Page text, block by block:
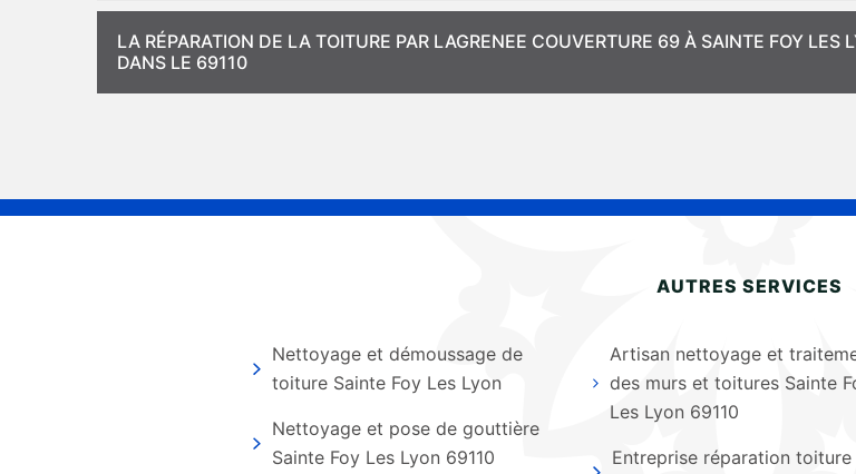
LA RÉPARATION DE LA TOITURE PAR LAGRENEE COUVERTURE 69 À SAINTE FOY LES
DANS LE 69110
AUTRES SERVICES
Nettoyage et démoussage de
toiture Sainte Foy Les Lyon
Nettoyage et pose de gouttière
Sainte Foy Les Lyon 69110
Artisan nettoyage et
des murs et toitures Sainte
Les Lyon 69110
Entreprise réparation toiture